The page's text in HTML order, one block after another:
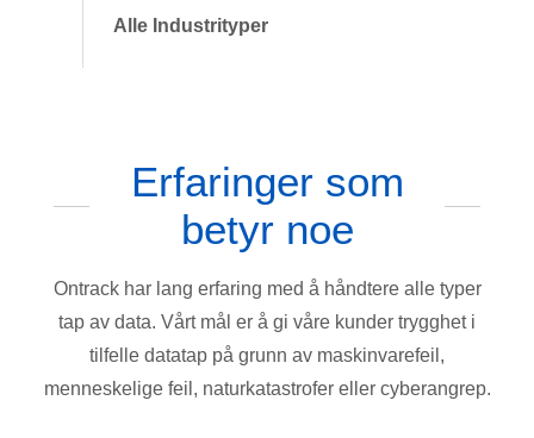
Alle Industrityper
Erfaringer som
betyr noe
Ontrack har lang erfaring med å håndtere alle typer
tap av data. Vårt mål er å gi våre kunder trygghet i
tilfelle datatap på grunn av maskinvarefeil,
menneskelige feil, naturkatastrofer eller cyberangrep.